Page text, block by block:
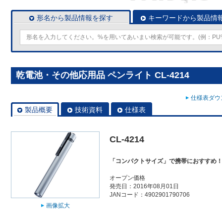
形名から製品情報を探す キーワードから製品情
乾電池・その他応用品 ペンライト CL-4214
仕様表ダ
製品概要 技術資料 仕様表
画像拡大
CL-4214
「コンパクトサイズ」で携帯におすすめ！
オープン価格
発売日：2016年08月01日
JANコード：4902901790706